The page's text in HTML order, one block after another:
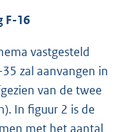
F-16
vastgesteld
zal aanvangen in
van de twee
In figuur 2 is de
met het aantal